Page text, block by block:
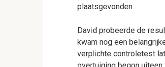
plaatsgevonden.
David probeerde de
kwam nog een
verplichte controletest